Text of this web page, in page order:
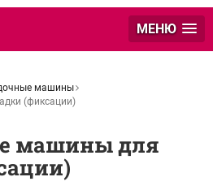
МЕНЮ
машины
(фиксации)
машины для